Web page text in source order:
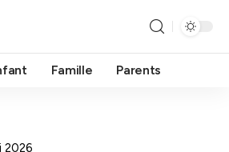
Famille Parents
2026